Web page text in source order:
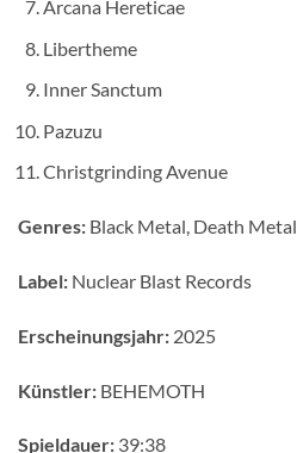
Arcana Hereticae
Libertheme
Inner Sanctum
Pazuzu
Christgrinding Avenue
Genres: Black Metal, Death Metal
Label: Nuclear Blast Records
Erscheinungsjahr: 2025
Künstler: BEHEMOTH
Spieldauer: 39:38